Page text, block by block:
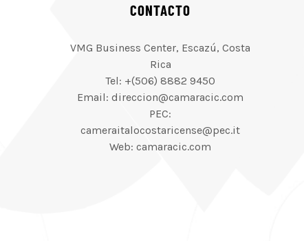
CONTACTO
VMG Business Center, Escazú, Costa
Rica
Tel: +(506) 8882 9450
Email: direccion@camaracic.com
PEC:
cameraitalocostaricense@pec.it
Web: camaracic.com